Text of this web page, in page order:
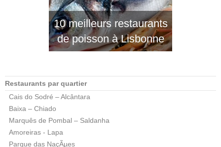
10 meilleurs restaurants
de poisson à Lisbonne
Restaurants par quartier
Cais do Sodré – Alcântara
Baixa – Chiado
Marquês de Pombal – Saldanha
Amoreiras - Lapa
Parque das NaçÃµes